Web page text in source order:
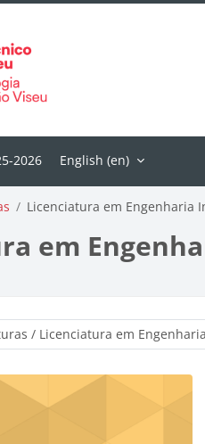
English ‎(en)‎
Licenciatura em Engenharia
em